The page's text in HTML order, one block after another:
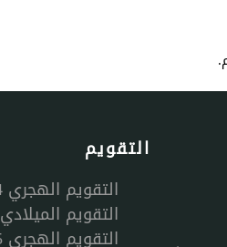
التقويم
التقويم الهجري 1444
التقويم الميلادي 2026
التقويم الهجري 1445